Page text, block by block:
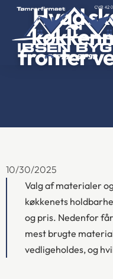
Hvad
fronter
10/30/2025
Valg af materialer
køkkenets
og pris. Nedenfor
mest brugte
vedligeholdes, og